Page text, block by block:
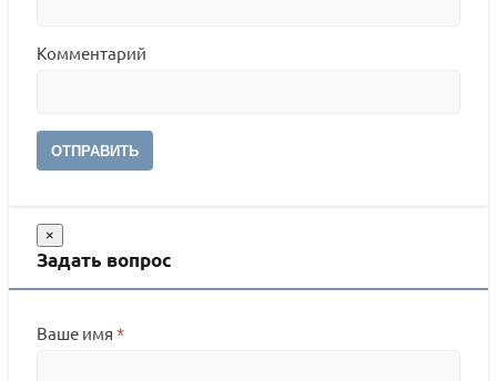
Комментарий
ОТПРАВИТЬ
×
Задать вопрос
Ваше имя *